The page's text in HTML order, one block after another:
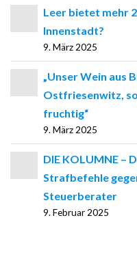
Leer bietet mehr
Innenstadt?
9. März 2025
„Unser Wein aus
Ostfriesenwitz,
fruchtig“
9. März 2025
DIE KOLUMNE –
Strafbefehle
Steuerberater
9. Februar 2025